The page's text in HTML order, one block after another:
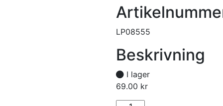
LP08555
Beskrivning
I lager
69.00 kr
I lager
Propeller 8.5x5.5 Pylon mängd